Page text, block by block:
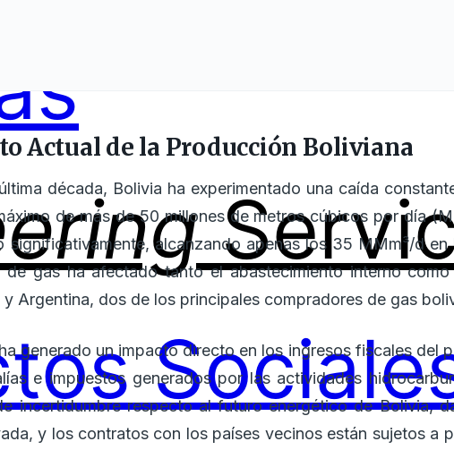
Actual de la Producción Boliviana
década, Bolivia ha experimentado una caída
de más de 50 millones de metros cúbicos por día
significativamente, alcanzando apenas los 35 MMm³/d
de gas ha afectado tanto el abastecimiento interno
y Argentina, dos de los principales compradores de gas
generado un impacto directo en los ingresos fiscales del
e impuestos generados por las actividades
incertidumbre respecto al futuro energético de Bolivia,
y los contratos con los países vecinos están sujetos a